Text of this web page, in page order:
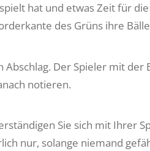
hat und etwas Zeit für
des Grüns ihre
Der Spieler mit der
notieren.
Sie sich mit Ihrer
nur, solange niemand